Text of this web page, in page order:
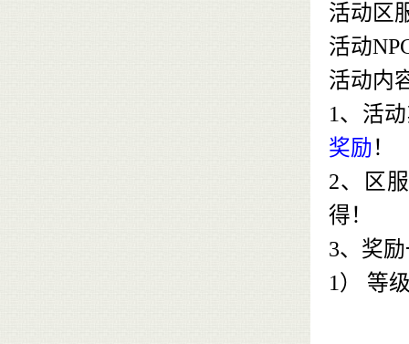
活动区
活动
活动内
1、活
奖励！
2、区
得！
3、 奖
1）
等